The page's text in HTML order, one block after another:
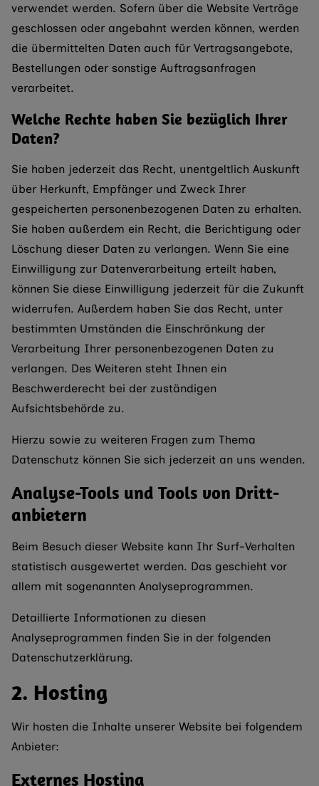
verwendet werden. Sofern über die Website Verträge
geschlossen oder angebahnt werden können, werden
die übermittelten Daten auch für Vertragsangebote,
Bestellungen oder sonstige Auftragsanfragen
verarbeitet.
Welche Rechte haben Sie bezüglich Ihrer
Daten?
Sie haben jederzeit das Recht, unentgeltlich Auskunft
über Herkunft, Empfänger und Zweck Ihrer
gespeicherten personenbezogenen Daten zu erhalten.
Sie haben außerdem ein Recht, die Berichtigung oder
Löschung dieser Daten zu verlangen. Wenn Sie eine
Einwilligung zur Datenverarbeitung erteilt haben,
können Sie diese Einwilligung jederzeit für die Zukunft
widerrufen. Außerdem haben Sie das Recht, unter
bestimmten Umständen die Einschränkung der
Verarbeitung Ihrer personenbezogenen Daten zu
verlangen. Des Weiteren steht Ihnen ein
Beschwerderecht bei der zuständigen
Aufsichtsbehörde zu.
Hierzu sowie zu weiteren Fragen zum Thema
Datenschutz können Sie sich jederzeit an uns wenden.
Analyse-Tools und Tools von Dritt­
anbietern
Beim Besuch dieser Website kann Ihr Surf-Verhalten
statistisch ausgewertet werden. Das geschieht vor
allem mit sogenannten Analyseprogrammen.
Detaillierte Informationen zu diesen
Analyseprogrammen finden Sie in der folgenden
Datenschutzerklärung.
2. Hosting
Wir hosten die Inhalte unserer Website bei folgendem
Anbieter:
Externes Hosting